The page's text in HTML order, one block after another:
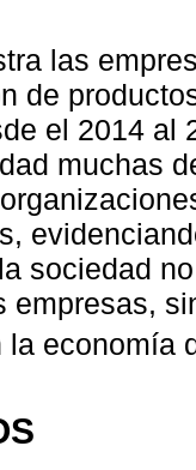
las
de
el 2014 al
muchas
sociedad
empresas,
la economía